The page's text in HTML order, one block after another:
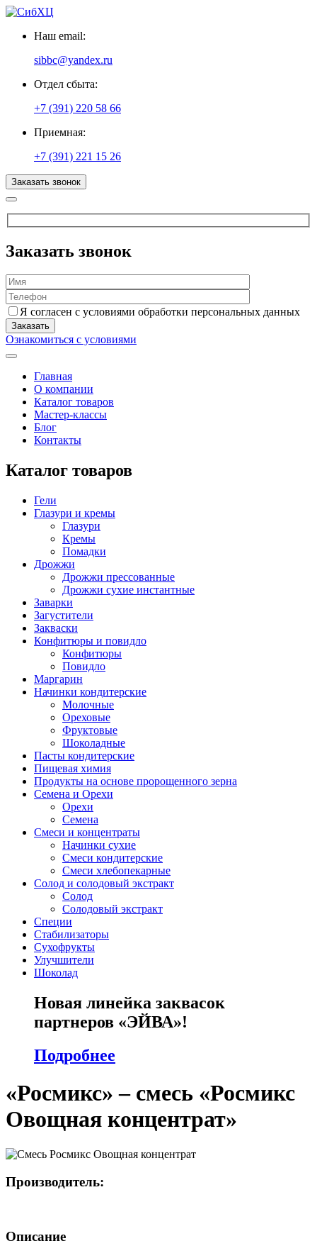
Наш email:
sibbc@yandex.ru
Отдел сбыта:
+7 (391) 220 58 66
Приемная:
+7 (391) 221 15 26
Заказать звонок
Заказать звонок
Я согласен с условиями обработки персональных данных
Ознакомиться с условиями
Главная
О компании
Каталог товаров
Мастер-классы
Блог
Контакты
Каталог товаров
Гели
Глазури и кремы
Глазури
Кремы
Помадки
Дрожжи
Дрожжи прессованные
Дрожжи сухие инстантные
Заварки
Загустители
Закваски
Конфитюры и повидло
Конфитюры
Повидло
Маргарин
Начинки кондитерские
Молочные
Ореховые
Фруктовые
Шоколадные
Пасты кондитерские
Пищевая химия
Продукты на основе пророщенного зерна
Семена и Орехи
Орехи
Семена
Смеси и концентраты
Начинки сухие
Смеси кондитерские
Смеси хлебопекарные
Солод и солодовый экстракт
Солод
Солодовый экстракт
Специи
Стабилизаторы
Сухофрукты
Улучшители
Шоколад
Новая линейка заквасок
партнеров «ЭЙВА»!
Подробнее
«Росмикс» – смесь «Росмикс
Овощная концентрат»
Производитель:
Описание